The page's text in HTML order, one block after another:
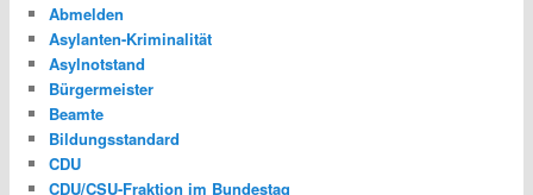
Abmelden
Asylanten-Kriminalität
Asylnotstand
Bürgermeister
Beamte
Bildungsstandard
CDU
CDU/CSU-Fraktion im Bundestag